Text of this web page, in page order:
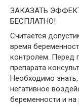
ЗАКАЗАТЬ
БЕСПЛАТНО!
Считается
время
контролем. Перед
препарата
Необходимо
негативное
беременности и на